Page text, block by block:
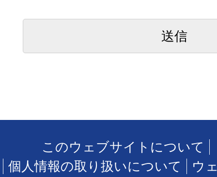
このウェブサイトについて
個人情報の取り扱いについて
ウ